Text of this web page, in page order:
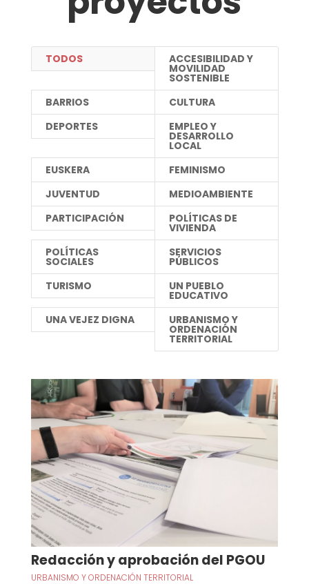
TODOS ACCESIBILIDAD Y
MOVILIDAD
SOSTENIBLE
BARRIOS
CULTURA
DEPORTES
EMPLEO Y
DESARROLLO
LOCAL
EUSKERA
FEMINISMO
JUVENTUD
MEDIOAMBIENTE
PARTICIPACIÓN
POLÍTICAS DE
VIVIENDA
POLÍTICAS
SOCIALES
SERVICIOS
PÚBLICOS
TURISMO
UN PUEBLO
EDUCATIVO
UNA VEJEZ DIGNA
URBANISMO Y
ORDENACIÓN
TERRITORIAL
Redacción y aprobación del PGOU
URBANISMO Y ORDENACIÓN TERRITORIAL